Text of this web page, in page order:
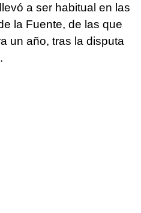
a ser habitual en las
la Fuente, de las que
un año, tras la disputa